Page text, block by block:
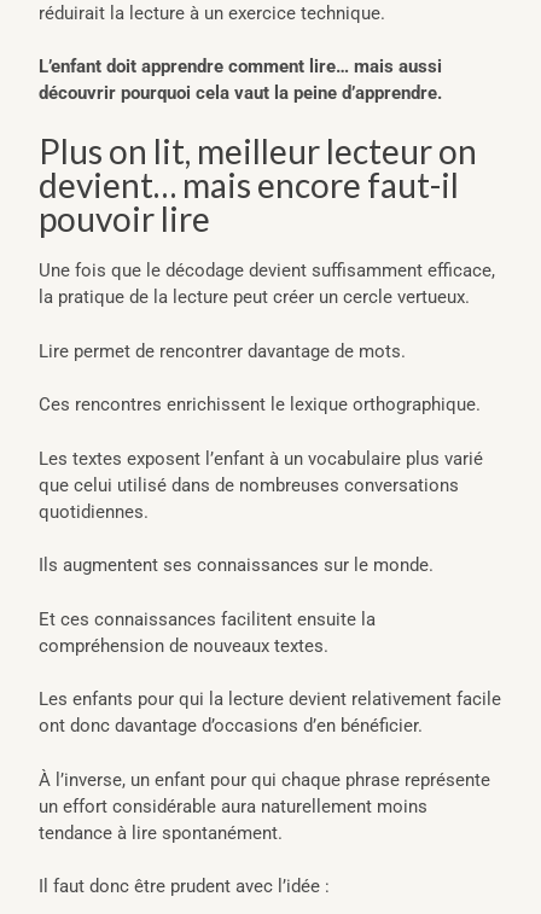
réduirait la lecture à un exercice technique.
L’enfant doit apprendre comment lire… mais aussi
découvrir pourquoi cela vaut la peine d’apprendre.
Plus on lit, meilleur lecteur on
devient… mais encore faut-il
pouvoir lire
Une fois que le décodage devient suffisamment efficace,
la pratique de la lecture peut créer un cercle vertueux.
Lire permet de rencontrer davantage de mots.
Ces rencontres enrichissent le lexique orthographique.
Les textes exposent l’enfant à un vocabulaire plus varié
que celui utilisé dans de nombreuses conversations
quotidiennes.
Ils augmentent ses connaissances sur le monde.
Et ces connaissances facilitent ensuite la
compréhension de nouveaux textes.
Les enfants pour qui la lecture devient relativement facile
ont donc davantage d’occasions d’en bénéficier.
À l’inverse, un enfant pour qui chaque phrase représente
un effort considérable aura naturellement moins
tendance à lire spontanément.
Il faut donc être prudent avec l’idée :